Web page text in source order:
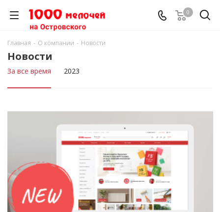
0
Главная - О компании - Новости
Новости
За все время 2023